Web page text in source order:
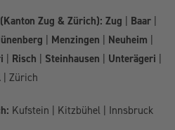
Zug & Zürich): Zug Baar
Menzingen Neuheim
Risch Steinhausen Unterägeri
| Zürich
Kufstein | Kitzbühel | Innsbruck